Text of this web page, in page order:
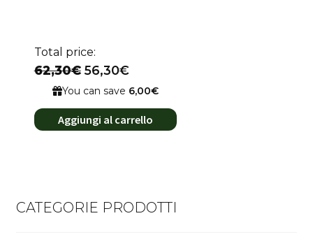
Total price:
62,30€ 56,30€
You can save 6,00€
Aggiungi al carrello
CATEGORIE PRODOTTI